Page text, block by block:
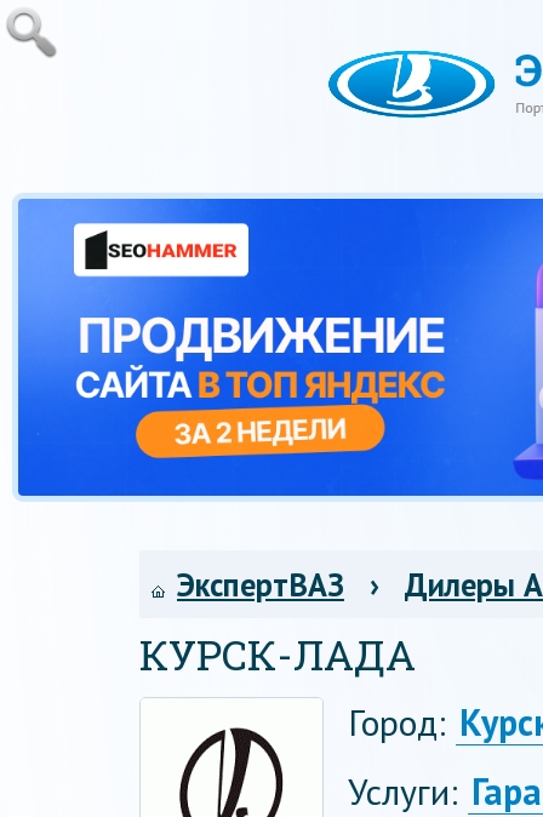
ЭкспертВАЗ › Дилеры
КУРСК-ЛАДА
Город:
Услуги: